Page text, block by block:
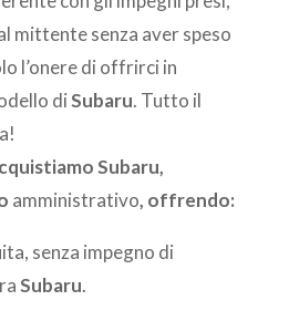
mittente senza aver speso
l’onere di offrirci in
diSubaru. Tutto il
Subaru,
amministrativo, offrendo:
senza impegno di
Subaru.